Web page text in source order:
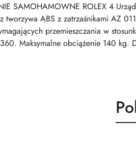
SAMOHAMOWNE ROLEX 4
tworzywa ABS z zatrzaśnikami AZ
przemieszczania w
Maksymalne obciążenie 140 kg.
o